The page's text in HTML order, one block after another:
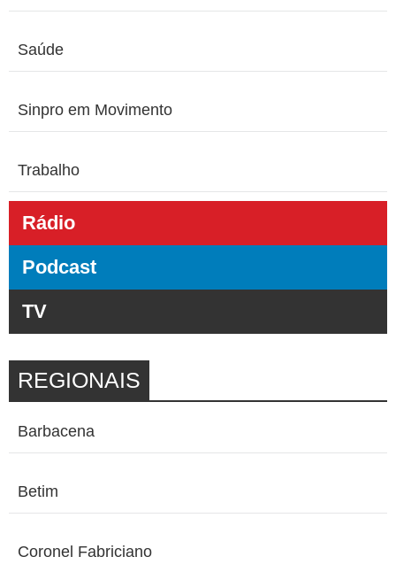
Saúde
Sinpro em Movimento
Trabalho
Rádio
Podcast
TV
REGIONAIS
Barbacena
Betim
Coronel Fabriciano